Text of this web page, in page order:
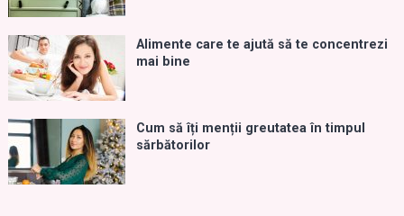
Alimente care te ajută să te concentrezi
mai bine
Cum să îți menții greutatea în timpul
sărbătorilor